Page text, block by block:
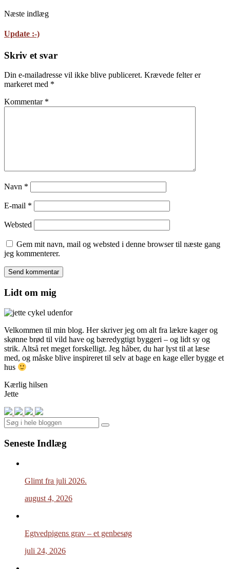
Næste indlæg
Update :-)
Skriv et svar
Din e-mailadresse vil ikke blive publiceret. Krævede felter er
markeret med *
Kommentar *
Navn *
E-mail *
Websted
Gem mit navn, mail og websted i denne browser til næste gang
jeg kommenterer.
Lidt om mig
Velkommen til min blog. Her skriver jeg om alt fra lækre kager og
skønne brød til vild have og bæredygtigt byggeri – og lidt sy og
strik. Altså ret meget forskelligt. Jeg håber, du har lyst til at læse
med, og måske blive inspireret til selv at bage en kage eller bygge et
hus
Kærlig hilsen
Jette
Search
Seneste Indlæg
Glimt fra juli 2026.
august 4, 2026
Egtvedpigens grav – et genbesøg
juli 24, 2026